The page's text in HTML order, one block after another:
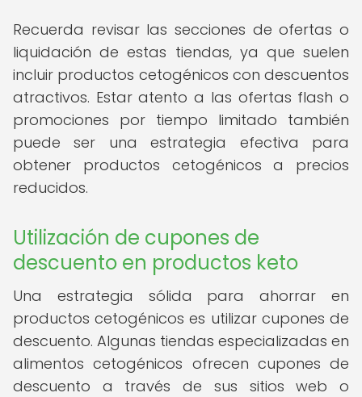
Recuerda revisar las secciones de ofertas o
liquidación de estas tiendas, ya que suelen
incluir productos cetogénicos con descuentos
atractivos. Estar atento a las ofertas flash o
promociones por tiempo limitado también
puede ser una estrategia efectiva para
obtener productos cetogénicos a precios
reducidos.
Utilización de cupones de
descuento en productos keto
Una estrategia sólida para ahorrar en
productos cetogénicos es utilizar cupones de
descuento. Algunas tiendas especializadas en
alimentos cetogénicos ofrecen cupones de
descuento a través de sus sitios web o